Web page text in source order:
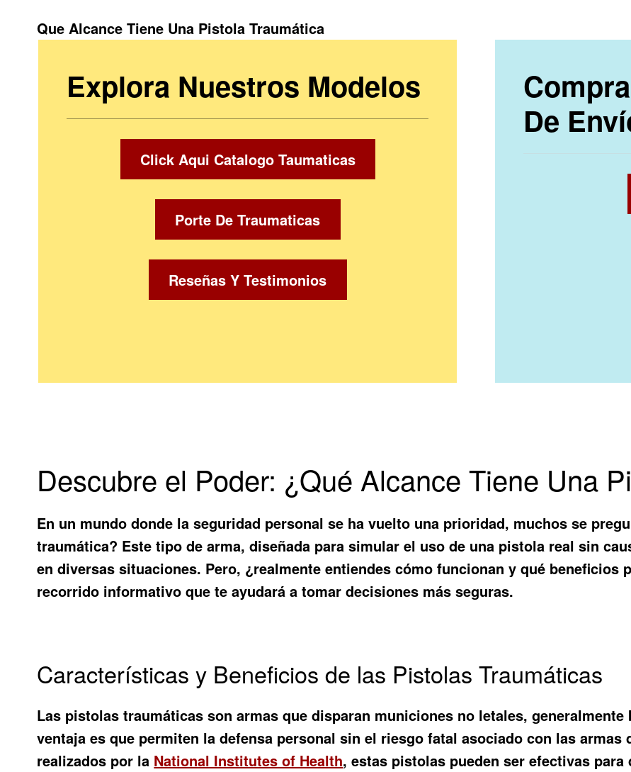
Que Alcance Tiene Una Pistola Traumática
Explora Nuestros Modelos
Click Aqui Catalogo Taumaticas
Porte De Traumaticas
Reseñas Y Testimonios
De
Descubre el Poder: ¿Qué Alcance Tiene Una
En un mundo donde la seguridad personal se ha vuelto una prioridad, muchos se
traumática? Este tipo de arma, diseñada para simular el uso de una pistola real sin
en diversas situaciones. Pero, ¿realmente entiendes cómo funcionan y qué beneficios
recorrido informativo que te ayudará a tomar decisiones más seguras.
Características y Beneficios de las Pistolas Traumáticas
Las pistolas traumáticas son armas que disparan municiones no letales,
ventaja es que permiten la defensa personal sin el riesgo fatal asociado con las
realizados por la National Institutes of Health, estas pistolas pueden ser efectivas